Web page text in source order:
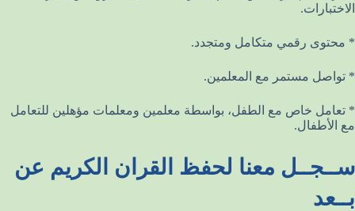
الاختبارات.
* محتوى رقمي متكامل ومتجدد.
* تواصل مستمر مع المعلمين.
* تعامل خاص مع الطفل، بواسطة معلمين ومعلمات مؤهلين للتعامل
مع الأطفال.
ســجــل معنا لحفظ القران الكريم عن
بــعد